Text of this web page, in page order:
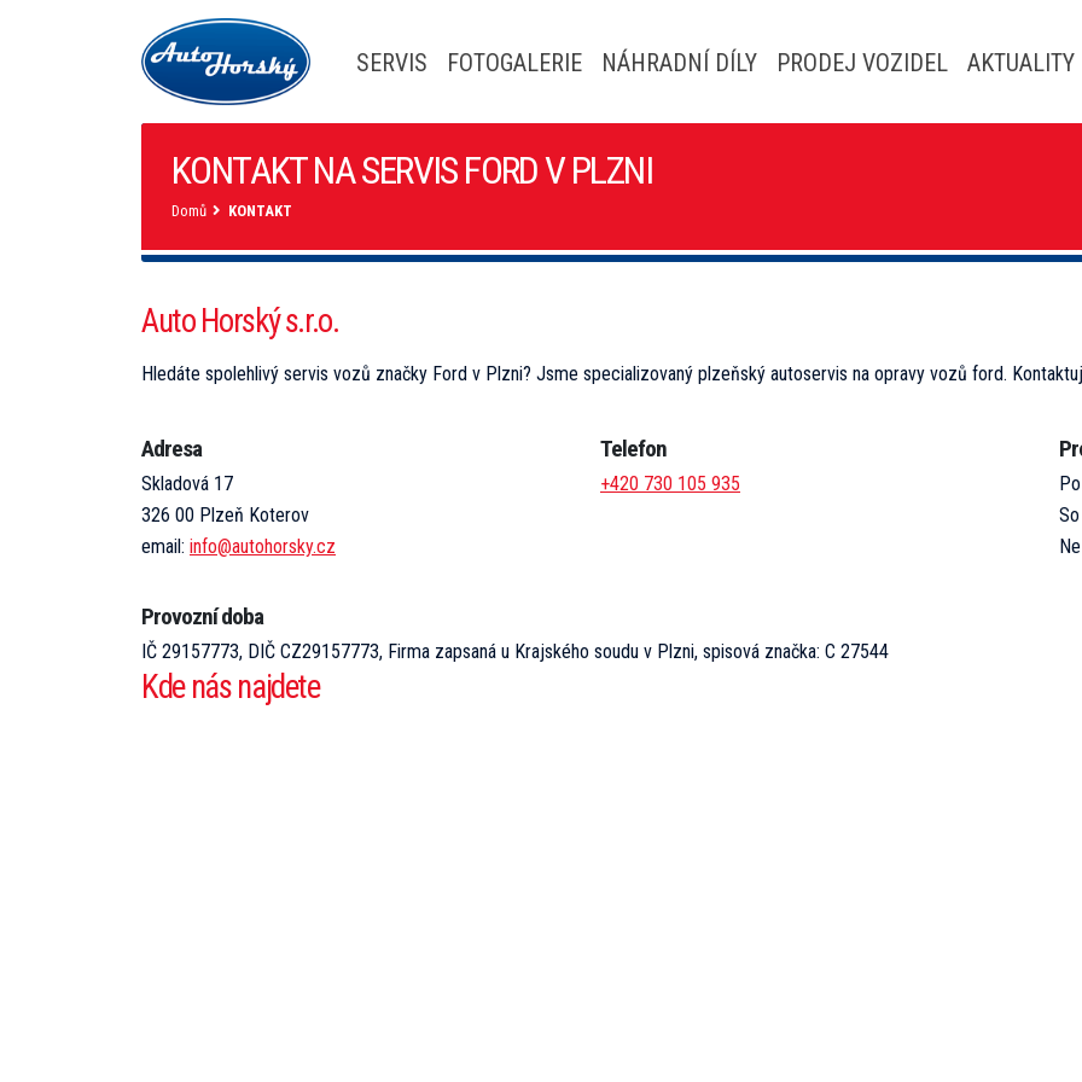
SERVIS FOTOGALERIE NÁHRADNÍ DÍLY PRODEJ VOZIDEL AKTUALITY
KONTAKT NA SERVIS FORD V PLZNI
Domů KONTAKT
Auto Horský s.r.o.
Hledáte spolehlivý servis vozů značky Ford v Plzni? Jsme specializovaný plzeňský autoservis na opravy vozů ford.
Adresa
Skladová 17
326 00 Plzeň Koterov
email: info@autohorsky.cz
Telefon
+420 730 105 935
So
Provozní doba
IČ 29157773, DIČ CZ29157773, Firma zapsaná u Krajského soudu v Plzni, spisová značka: C 27544
Kde nás najdete